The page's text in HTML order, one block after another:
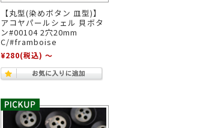
【丸型(染めボタン 皿型)】
アコヤパールシェル 貝ボタ
ン#00104 2穴20mm
C/#framboise
¥280(税込) ～